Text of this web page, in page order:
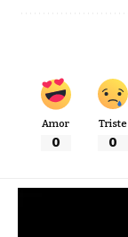
Amor
0
Triste
0